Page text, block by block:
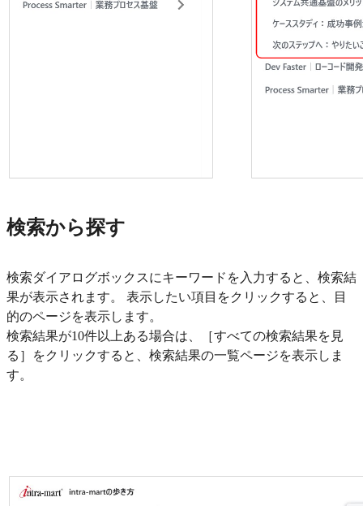
検索から探す
検索ダイアログボックスにキーワードを入力すると、検索結
果が表示されます。 表示したい項目をクリックすると、目
的のページを表示します。
検索結果が10件以上ある場合は、［すべての検索結果を見
る］をクリックすると、検索結果の一覧ページを表示しま
す。